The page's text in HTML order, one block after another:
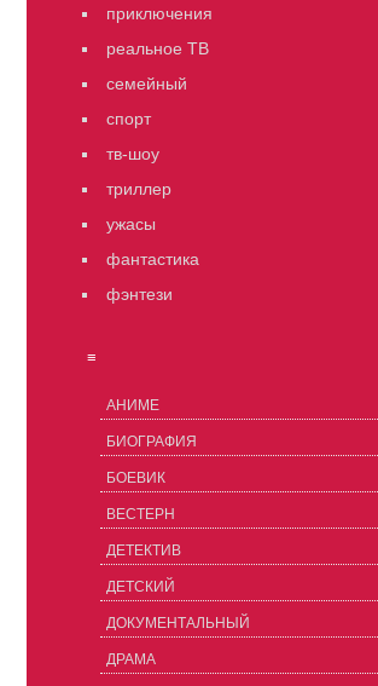
приключения
реальное ТВ
семейный
спорт
тв-шоу
триллер
ужасы
фантастика
фэнтези
≡
АНИМЕ
БИОГРАФИЯ
БОЕВИК
ВЕСТЕРН
ДЕТЕКТИВ
ДЕТСКИЙ
ДОКУМЕНТАЛЬНЫЙ
ДРАМА